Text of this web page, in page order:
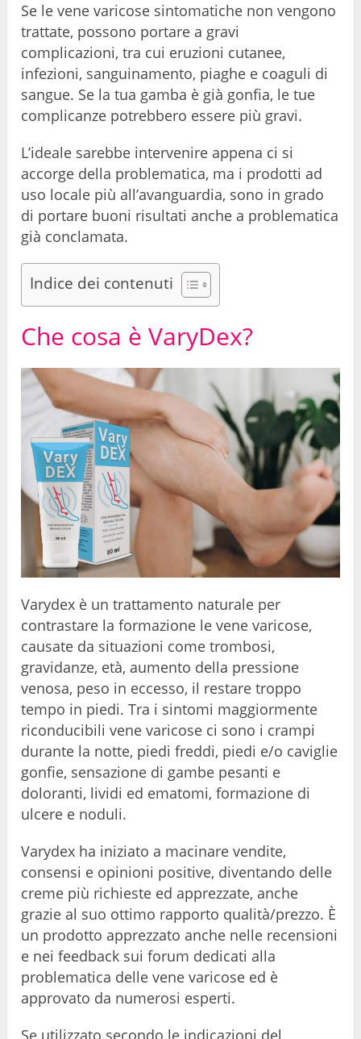
Se le vene varicose sintomatiche non vengono
trattate, possono portare a gravi
complicazioni, tra cui eruzioni cutanee,
infezioni, sanguinamento, piaghe e coaguli di
sangue. Se la tua gamba è già gonfia, le tue
complicanze potrebbero essere più gravi.
L’ideale sarebbe intervenire appena ci si
accorge della problematica, ma i prodotti ad
uso locale più all’avanguardia, sono in grado
di portare buoni risultati anche a problematica
già conclamata.
Indice dei contenuti
Che cosa è VaryDex?
Varydex è un trattamento naturale per
contrastare la formazione le vene varicose,
causate da situazioni come trombosi,
gravidanze, età, aumento della pressione
venosa, peso in eccesso, il restare troppo
tempo in piedi. Tra i sintomi maggiormente
riconducibili vene varicose ci sono i crampi
durante la notte, piedi freddi, piedi e/o caviglie
gonfie, sensazione di gambe pesanti e
doloranti, lividi ed ematomi, formazione di
ulcere e noduli.
Varydex ha iniziato a macinare vendite,
consensi e opinioni positive, diventando delle
creme più richieste ed apprezzate, anche
grazie al suo ottimo rapporto qualità/prezzo. È
un prodotto apprezzato anche nelle recensioni
e nei feedback sui forum dedicati alla
problematica delle vene varicose ed è
approvato da numerosi esperti.
Se utilizzato secondo le indicazioni del